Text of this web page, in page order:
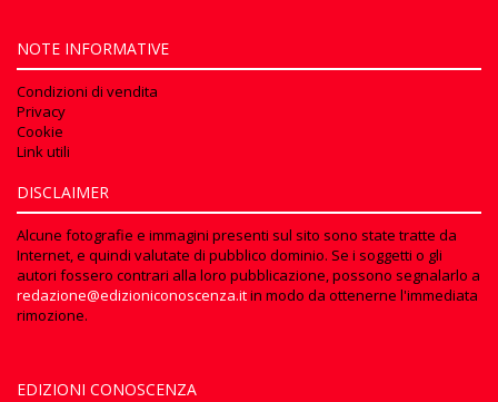
NOTE INFORMATIVE
Condizioni di vendita
Privacy
Cookie
Link utili
DISCLAIMER
Alcune fotografie e immagini presenti sul sito sono state tratte da
Internet, e quindi valutate di pubblico dominio. Se i soggetti o gli
autori fossero contrari alla loro pubblicazione, possono segnalarlo a
redazione@edizioniconoscenza.itin modo da ottenerne l'immediata
rimozione.
EDIZIONI CONOSCENZA